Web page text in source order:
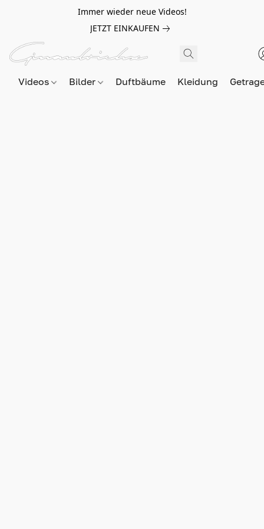
Immer wieder neue Videos!
JETZT EINKAUFEN
Videos Bilder Duftbäume Kleidung